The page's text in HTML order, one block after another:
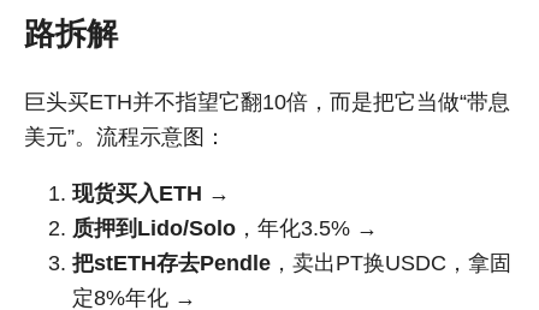
路拆解
巨头买ETH并不指望它翻10倍，而是把它当做“带息
美元”。流程示意图：
现货买入ETH →
质押到Lido/Solo ，年化3.5% →
把stETH存去Pendle ，卖出PT换USDC，拿固
定8%年化 →